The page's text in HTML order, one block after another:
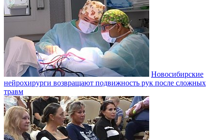
Новосибирские
нейрохирурги возвращают подвижность рук после сложных
травм